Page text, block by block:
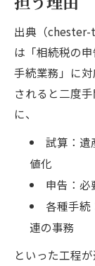
出典（chester-
は「相続税の
手続業務」に
されると二度
に、
試算：遺
値化
申告：必
各種手続
連の事務
といった工程